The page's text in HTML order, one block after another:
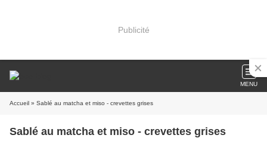
Publicité
MENU
Accueil » Sablé au matcha et miso - crevettes grises
Sablé au matcha et miso - crevettes grises